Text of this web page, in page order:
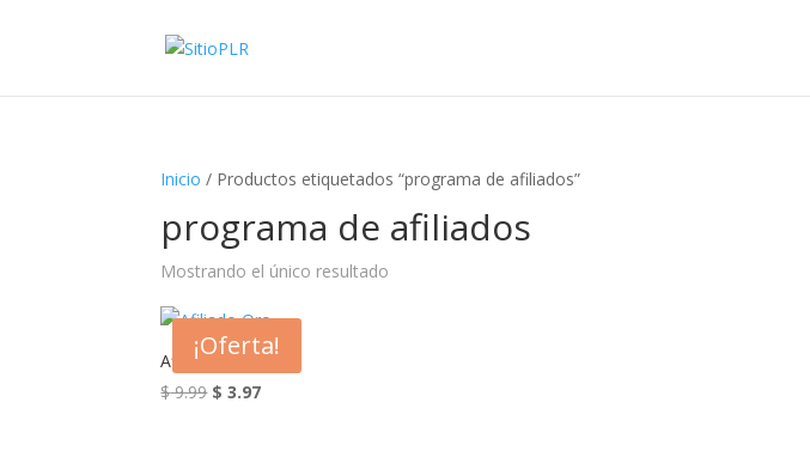
Inicio / Productos etiquetados “programa de afiliados”
programa de afiliados
Mostrando el único resultado
¡Oferta!
Afiliado Oro
$9.99 El
$ 3.97El